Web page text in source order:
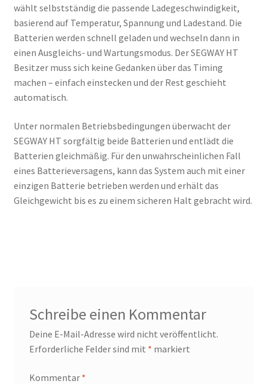
wählt selbstständig die passende Ladegeschwindigkeit,
basierend auf Temperatur, Spannung und Ladestand. Die
Batterien werden schnell geladen und wechseln dann in
einen Ausgleichs- und Wartungsmodus. Der SEGWAY HT
Besitzer muss sich keine Gedanken über das Timing
machen – einfach einstecken und der Rest geschieht
automatisch.
Unter normalen Betriebsbedingungen überwacht der
SEGWAY HT sorgfältig beide Batterien und entlädt die
Batterien gleichmäßig. Für den unwahrscheinlichen Fall
eines Batterieversagens, kann das System auch mit einer
einzigen Batterie betrieben werden und erhält das
Gleichgewicht bis es zu einem sicheren Halt gebracht wird.
Schreibe einen Kommentar
Deine E-Mail-Adresse wird nicht veröffentlicht.
Erforderliche Felder sind mit * markiert
Kommentar *